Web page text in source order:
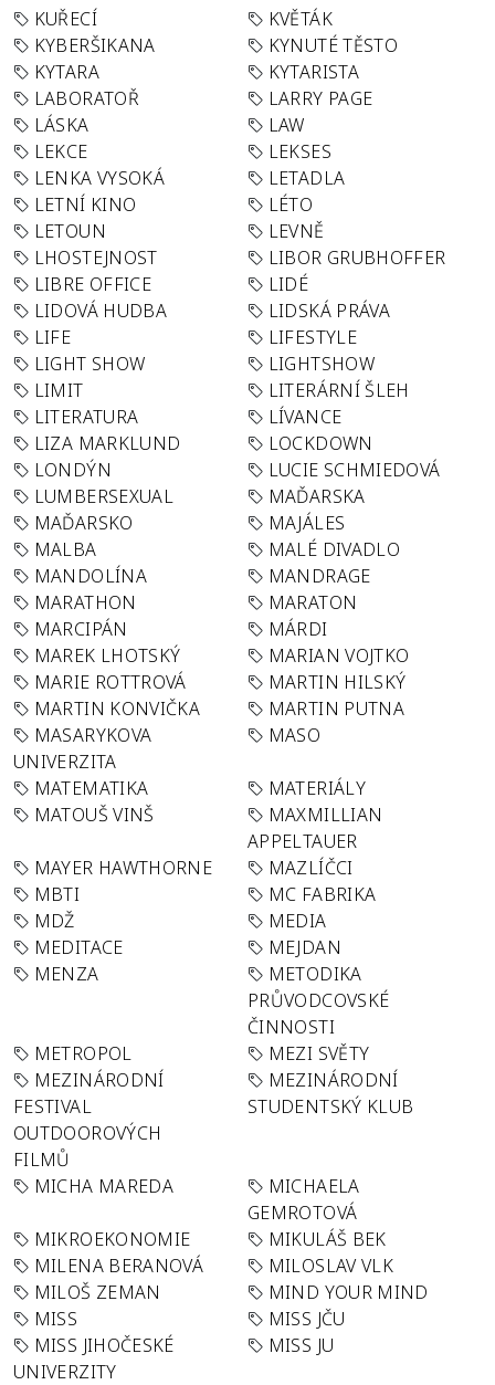
KUŘECÍ
KVĚTÁK
KYBERŠIKANA
KYNUTÉ TĚSTO
KYTARA
KYTARISTA
LABORATOŘ
LARRY PAGE
LÁSKA
LAW
LEKCE
LEKSES
LENKA VYSOKÁ
LETADLA
LETNÍ KINO
LÉTO
LETOUN
LEVNĚ
LHOSTEJNOST
LIBOR GRUBHOFFER
LIBRE OFFICE
LIDÉ
LIDOVÁ HUDBA
LIDSKÁ PRÁVA
LIFE
LIFESTYLE
LIGHT SHOW
LIGHTSHOW
LIMIT
LITERÁRNÍ ŠLEH
LITERATURA
LÍVANCE
LIZA MARKLUND
LOCKDOWN
LONDÝN
LUCIE SCHMIEDOVÁ
LUMBERSEXUAL
MAĎARSKA
MAĎARSKO
MAJÁLES
MALBA
MALÉ DIVADLO
MANDOLÍNA
MANDRAGE
MARATHON
MARATON
MARCIPÁN
MÁRDI
MAREK LHOTSKÝ
MARIAN VOJTKO
MARIE ROTTROVÁ
MARTIN HILSKÝ
MARTIN KONVIČKA
MARTIN PUTNA
MASARYKOVA
UNIVERZITA
MASO
MATEMATIKA
MATERIÁLY
MATOUŠ VINŠ
MAXMILLIAN
APPELTAUER
MAYER HAWTHORNE
MAZLÍČCI
MBTI
MC FABRIKA
MDŽ
MEDIA
MEDITACE
MEJDAN
MENZA
METODIKA
PRŮVODCOVSKÉ
ČINNOSTI
METROPOL
MEZI SVĚTY
MEZINÁRODNÍ
FESTIVAL
OUTDOOROVÝCH
FILMŮ
MEZINÁRODNÍ
STUDENTSKÝ KLUB
MICHA MAREDA
MICHAELA
GEMROTOVÁ
MIKROEKONOMIE
MIKULÁŠ BEK
MILENA BERANOVÁ
MILOSLAV VLK
MILOŠ ZEMAN
MIND YOUR MIND
MISS
MISS JČU
MISS JIHOČESKÉ
UNIVERZITY
MISS JU